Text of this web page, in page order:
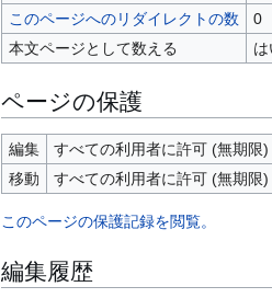
このページへのリダイレクトの数
0
本文ページとして数える
は
ページの保護
編集
すべての利用者に許可 (無期限)
移動
すべての利用者に許可 (無期限)
このページの保護記録を閲覧。
編集履歴